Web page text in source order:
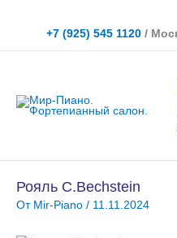
содержимому
+7 (925) 545 1120 /
Рояль C.Bechstein
От Mir-Piano / 11.11.2024